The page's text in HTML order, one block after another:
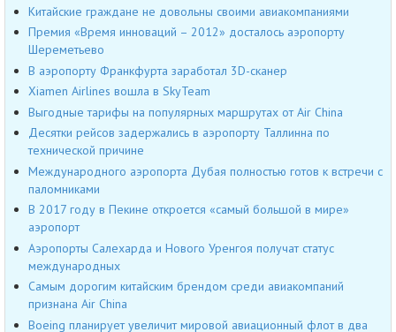
Китайские граждане не довольны своими авиакомпаниями
Премия «Время инноваций – 2012» досталось аэропорту
Шереметьево
В аэропорту Франкфурта заработал 3D-сканер
Xiamen Airlines вошла в SkyTeam
Выгодные тарифы на популярных маршрутах от Air China
Десятки рейсов задержались в аэропорту Таллинна по
технической причине
Международного аэропорта Дубая полностью готов к встречи с
паломниками
В 2017 году в Пекине откроется «самый большой в мире»
аэропорт
Аэропорты Салехарда и Нового Уренгоя получат статус
международных
Самым дорогим китайским брендом среди авиакомпаний
признана Air China
Boeing планирует увеличит мировой авиационный флот в два